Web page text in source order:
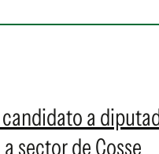
a
sector de Cosse